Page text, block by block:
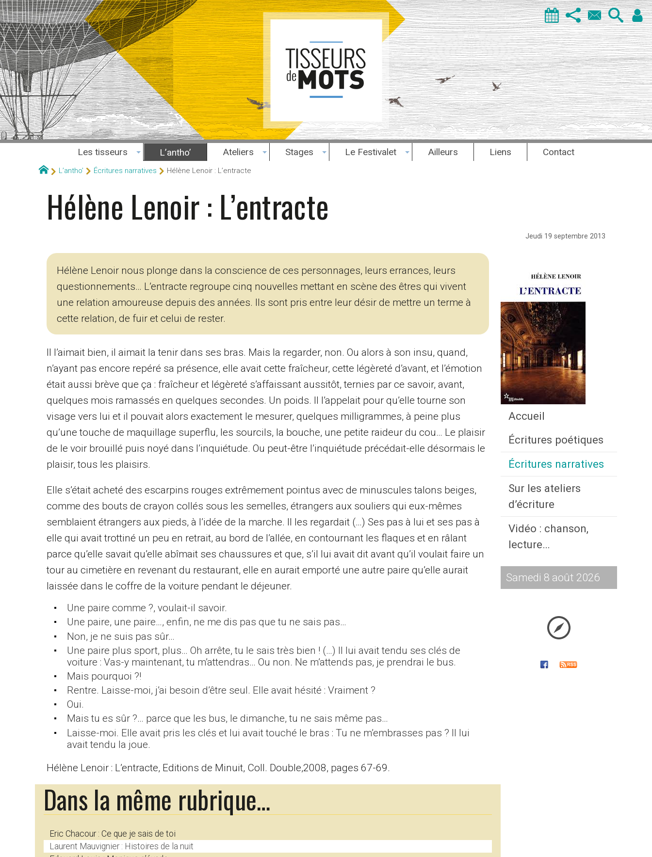
Les tisseurs L’antho’ Ateliers Stages Le Festivalet Ailleurs Liens Contact
L’antho’ Écritures narratives Hélène Lenoir : L’entracte
Hélène Lenoir : L’entracte
Jeudi 19 septembre 2013
Hélène Lenoir nous plonge dans la conscience de ces personnages, leurs errances, leurs
questionnements… L’entracte regroupe cinq nouvelles mettant en scène des êtres qui vivent
une relation amoureuse depuis des années. Ils sont pris entre leur désir de mettre un terme à
cette relation, de fuir et celui de rester.
Il l’aimait bien, il aimait la tenir dans ses bras. Mais la regarder, non. Ou alors à son insu, quand,
n’ayant pas encore repéré sa présence, elle avait cette fraîcheur, cette légèreté d’avant, et l’émotion
était aussi brève que ça : fraîcheur et légèreté s’affaissant aussitôt, ternies par ce savoir, avant,
quelques mois ramassés en quelques secondes. Un poids. Il l’appelait pour qu’elle tourne son
visage vers lui et il pouvait alors exactement le mesurer, quelques milligrammes, à peine plus
qu’une touche de maquillage superflu, les sourcils, la bouche, une petite raideur du cou… Le plaisir
de le voir brouillé puis noyé dans l’inquiétude. Ou peut-être l’inquiétude précédait-elle désormais le
plaisir, tous les plaisirs.
Elle s’était acheté des escarpins rouges extrêmement pointus avec de minuscules talons beiges,
comme des bouts de crayon collés sous les semelles, étrangers aux souliers qui eux-mêmes
semblaient étrangers aux pieds, à l’idée de la marche. Il les regardait (…) Ses pas à lui et ses pas à
elle qui avait trottiné un peu en retrait, au bord de l’allée, en contournant les flaques et en râlant
parce qu’elle savait qu’elle abîmait ses chaussures et que, s’il lui avait dit avant qu’il voulait faire un
tour au cimetière en revenant du restaurant, elle en aurait emporté une autre paire qu’elle aurait
laissée dans le coffre de la voiture pendant le déjeuner.
Une paire comme ?, voulait-il savoir.
Une paire, une paire…, enfin, ne me dis pas que tu ne sais pas…
Non, je ne suis pas sûr…
Une paire plus sport, plus… Oh arrête, tu le sais très bien ! (…) Il lui avait tendu ses clés de
voiture : Vas-y maintenant, tu m’attendras… Ou non. Ne m’attends pas, je prendrai le bus.
Mais pourquoi ?!
Rentre. Laisse-moi, j’ai besoin d’être seul. Elle avait hésité : Vraiment ?
Oui.
Mais tu es sûr ?… parce que les bus, le dimanche, tu ne sais même pas…
Laisse-moi. Elle avait pris les clés et lui avait touché le bras : Tu ne m’embrasses pas ? Il lui
avait tendu la joue.
Hélène Lenoir : L’entracte, Editions de Minuit, Coll. Double,2008, pages 67-69.
Dans la même rubrique…
Eric Chacour : Ce que je sais de toi
Laurent Mauvignier : Histoires de la nuit
Accueil
Écritures poétiques
Écritures narratives
Sur les ateliers
d’écriture
Vidéo : chanson,
lecture…
Samedi 8 août 2026